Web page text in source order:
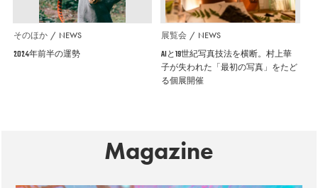
そのほか NEWS
2024年前半の運勢
展覧会 NEWS
AIと19世紀写真技法を横断。村上華
子が失われた「最初の写真」をたど
る個展開催
Magazine